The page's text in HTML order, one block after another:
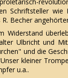
Schriftsteller wie
Becher
Widerstand
Ulbricht und
und die
kleiner
u.a..